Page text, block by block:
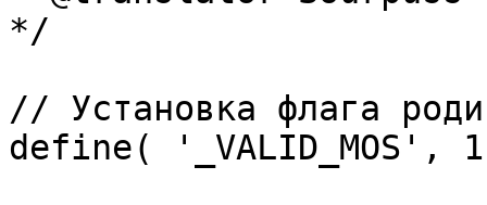
*/
// Установка флага
define( '_VALID_MOS',